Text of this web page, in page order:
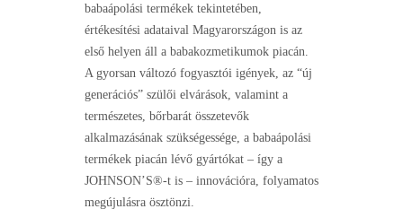
babaápolási termékek tekintetében,
értékesítési adataival Magyarországon is az
első helyen áll a babakozmetikumok piacán.
A gyorsan változó fogyasztói igények, az “új
generációs” szülői elvárások, valamint a
természetes, bőrbarát összetevők
alkalmazásának szükségessége, a babaápolási
termékek piacán lévő gyártókat – így a
JOHNSON’S®-t is – innovációra, folyamatos
megújulásra ösztönzi.